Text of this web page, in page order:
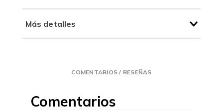
Más detalles
COMENTARIOS / RESEÑAS
Comentarios